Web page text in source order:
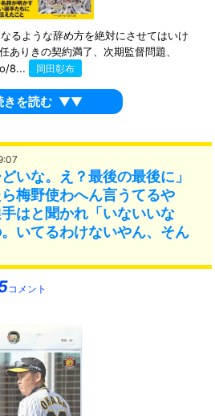
るような辞め方を絶対にさせてはいけ
ありきの契約満了、次期監督問題、
8...
岡田彰布
きを読む ▼▼
いな。え？最後の最後に」
ら梅野使わへん言うてるや
はと聞かれ「いないいな
いてるわけないやん、そん
コメント